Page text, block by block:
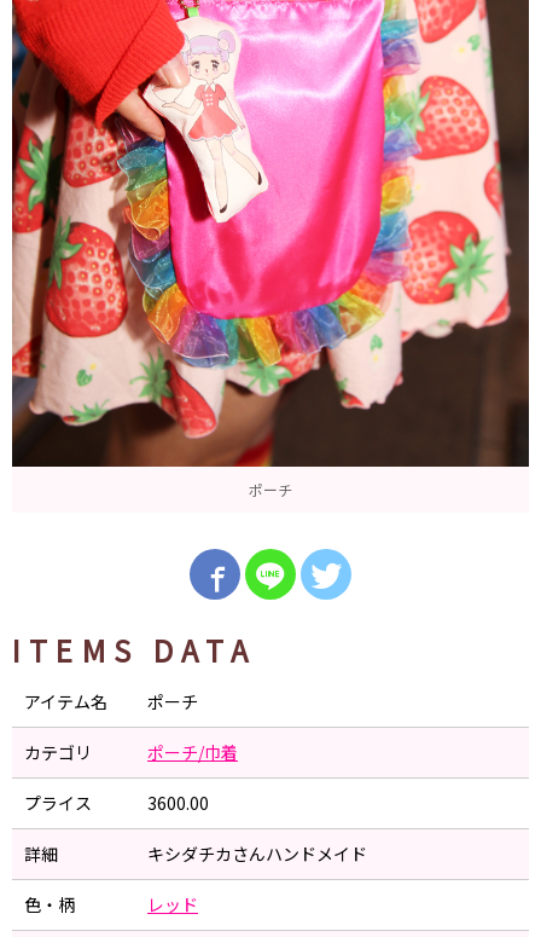
ポーチ
ITEMS DATA
アイテム名 ポーチ
カテゴリ ポーチ/巾着
プライス 3600.00
詳細 キシダチカさんハンドメイド
色・柄 レッド